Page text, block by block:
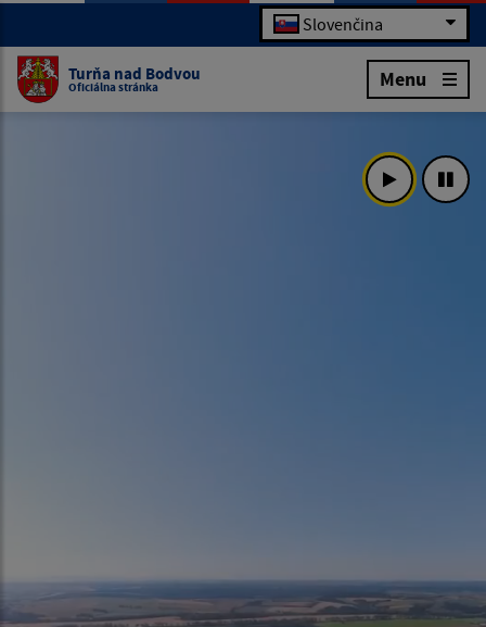
Slovenčina
Turňa nad Bodvou
Oficiálna stránka Menu